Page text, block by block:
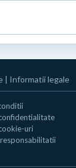
| Informatii legale
uri